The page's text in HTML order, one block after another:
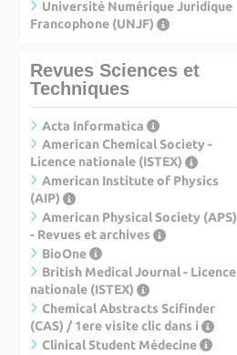
Université Numérique Juridique
Francophone (UNJF)
Revues Sciences et
Techniques
Acta Informatica
American Chemical Society -
Licence nationale (ISTEX)
American Institute of Physics
(AIP)
American Physical Society (APS)
- Revues et archives
BioOne
British Medical Journal - Licence
nationale (ISTEX)
Chemical Abstracts Scifinder
(CAS) / 1ere visite clic dans i
Clinical Student Médecine